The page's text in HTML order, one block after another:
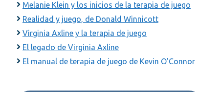
Melanie Klein y los inicios de la terapia de juego
Realidad y juego, de Donald Winnicott
Virginia Axline y la terapia de juego
El legado de Virginia Axline
El manual de terapia de juego de Kevin O'Connor